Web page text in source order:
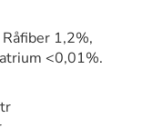
1,2%,
<0,01%.